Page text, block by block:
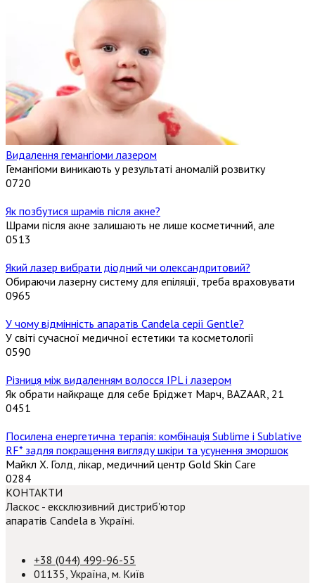
Видалення гемангіоми лазером
Гемангіоми виникають у результаті аномалій розвитку
0720
Як позбутися шрамів після акне?
Шрами після акне залишають не лише косметичний, але
0513
Який лазер вибрати діодний чи олександритовий?
Обираючи лазерну систему для епіляції, треба враховувати
0965
У чому відмінність апаратів Candela серії Gentle?
У світі сучасної медичної естетики та косметології
0590
Різниця між видаленням волосся IPL і лазером
Як обрати найкраще для себе Бріджет Марч, BAZAAR, 21
0451
Посилена енергетична терапія: комбінація Sublime і Sublative
RF* задля покращення вигляду шкіри та усунення зморшок
Майкл Х. Голд, лікар, медичний центр Gold Skin Care
0284
КОНТАКТИ
Ласкос - ексклюзивний дистриб'ютор
апаратів Candela в Україні.
+38 (044) 499-96-55
01135, Україна, м. Київ